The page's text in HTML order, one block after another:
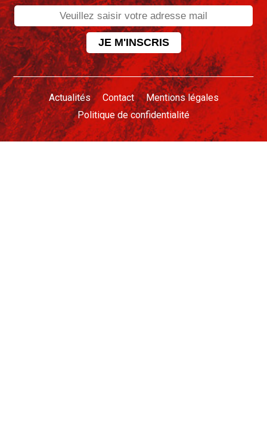
Actualités Contact
Mentions légales
Politique de confidentialité